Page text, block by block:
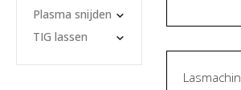
Plasma snijden
TIG lassen